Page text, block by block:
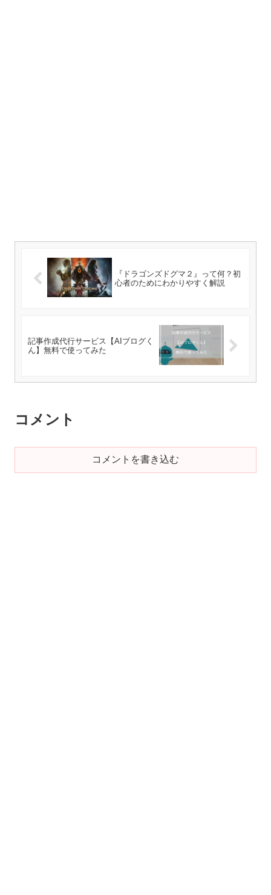
『ドラゴンズドグマ２』って何？初
心者のためにわかりやすく解説
記事作成代行サービス【AIブログく
ん】無料で使ってみた
コメント
コメントを書き込む